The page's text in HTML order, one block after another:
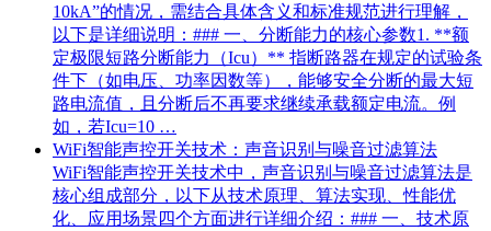
10kA”的情况，需结合具体含义和标准规范进行理解，
以下是详细说明：### 一、分断能力的核心参数1. **额
定极限短路分断能力（Icu）** 指断路器在规定的试验条
件下（如电压、功率因数等），能够安全分断的最大短
路电流值，且分断后不再要求继续承载额定电流。例
如，若Icu=10 …
WiFi智能声控开关技术：声音识别与噪音过滤算法
WiFi智能声控开关技术中，声音识别与噪音过滤算法是
核心组成部分，以下从技术原理、算法实现、性能优
化、应用场景四个方面进行详细介绍：### 一、技术原